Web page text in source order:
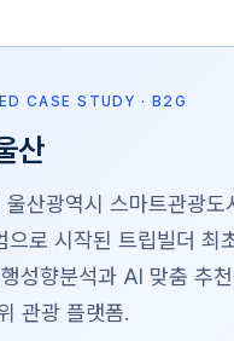
CASE STUDY · B2G
산
산광역시 스마트관광도
으로 시작된 트립빌더 최
성향분석과 AI 맞춤 추
관광 플랫폼.